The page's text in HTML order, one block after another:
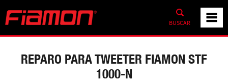
BUSCAR
REPARO PARA TWEETER FIAMON STF
1000-N